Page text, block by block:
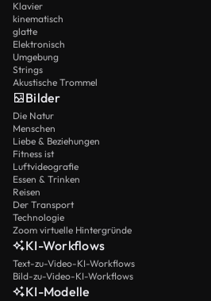
Klavier
kinematisch
glatte
Elektronisch
Umgebung
Strings
Akustische Trommel
Bilder
Die Natur
Menschen
Liebe & Beziehungen
Fitness ist
Luftvideografie
Essen & Trinken
Reisen
Der Transport
Technologie
Zoom virtuelle Hintergründe
KI-Workflows
Text-zu-Video-KI-Workflows
Bild-zu-Video-KI-Workflows
KI-Modelle